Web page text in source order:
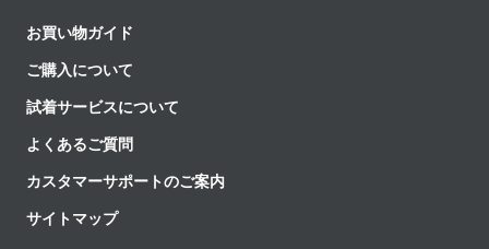
お買い物ガイド
ご購入について
試着サービスについて
よくあるご質問
カスタマーサポートのご案内
サイトマップ